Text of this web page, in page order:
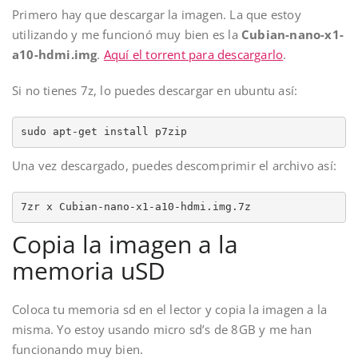
Primero hay que descargar la imagen. La que estoy
utilizando y me funcionó muy bien es la Cubian-nano-x1-
a10-hdmi.img. Aquí el torrent para descargarlo.
Si no tienes 7z, lo puedes descargar en ubuntu así:
sudo apt-get install p7zip
Una vez descargado, puedes descomprimir el archivo así:
7zr x Cubian-nano-x1-a10-hdmi.img.7z
Copia la imagen a la
memoria uSD
Coloca tu memoria sd en el lector y copia la imagen a la
misma. Yo estoy usando micro sd’s de 8GB y me han
funcionando muy bien.